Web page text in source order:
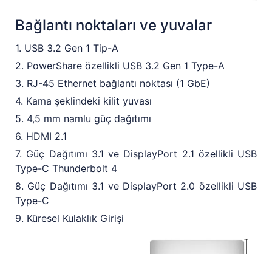
Bağlantı noktaları ve yuvalar
1. USB 3.2 Gen 1 Tip-A
2. PowerShare özellikli USB 3.2 Gen 1 Type-A
3. RJ-45 Ethernet bağlantı noktası (1 GbE)
4. Kama şeklindeki kilit yuvası
5. 4,5 mm namlu güç dağıtımı
6. HDMI 2.1
7. Güç Dağıtımı 3.1 ve DisplayPort 2.1 özellikli USB
Type-C Thunderbolt 4
8. Güç Dağıtımı 3.1 ve DisplayPort 2.0 özellikli USB
Type-C
9. Küresel Kulaklık Girişi